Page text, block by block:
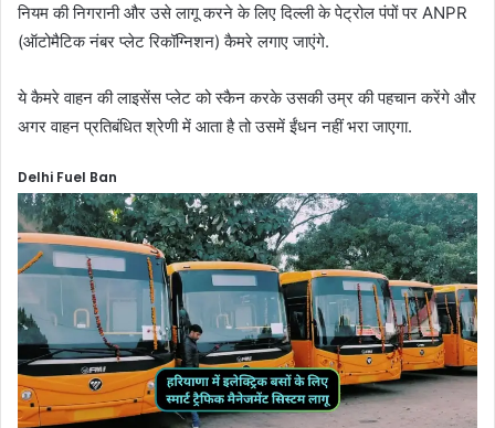
नियम की निगरानी और उसे लागू करने के लिए दिल्ली के पेट्रोल पंपों पर ANPR
(ऑटोमैटिक नंबर प्लेट रिकॉग्निशन) कैमरे लगाए जाएंगे.
ये कैमरे वाहन की लाइसेंस प्लेट को स्कैन करके उसकी उम्र की पहचान करेंगे और
अगर वाहन प्रतिबंधित श्रेणी में आता है तो उसमें ईंधन नहीं भरा जाएगा.
Delhi Fuel Ban